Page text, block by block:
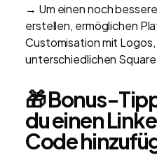
→ Um einen noch
erstellen, ermöglichen
Customisation mit
unterschiedlichen
🎁 Bonus-
du einen
Code